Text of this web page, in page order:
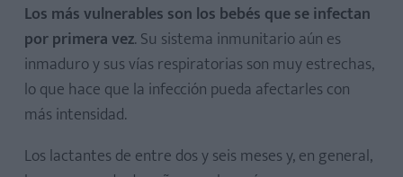
Los más vulnerables son los bebés que se infectan
por primera vez. Su sistema inmunitario aún es
inmaduro y sus vías respiratorias son muy estrechas,
lo que hace que la infección pueda afectarles con
más intensidad.
Los lactantes de entre dos y seis meses y, en general,